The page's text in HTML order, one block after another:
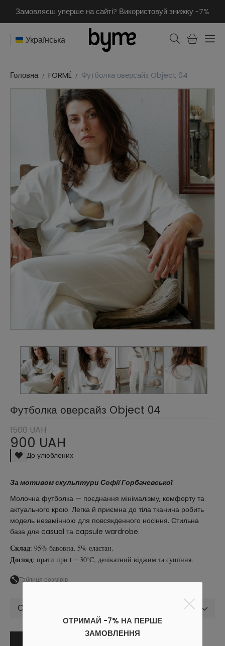
Замовляєш уперше на сайті? Використовуй знижку -7%
Українська
ОТРИМАЙ -7% НА ПЕРШЕ
ЗАМОВЛЕННЯ
Головна FORMÉ Футболка оверсайз Object 04
Футболка оверсайз Object 04
900 UAH
1500 UAH
До улюблених
За мотивом скульптури Софії Горбачевської
Молочна футболка — поєднання мінімалізму, комфорту та
актуального крою. Легка й приємна до тіла тканина робить
модель незамінною для повсякденного носіння. Стильна
база для casual та capsule wardrobe.
Склад: 95% бавовна, 5% еластан.
Догляд: прати при t = 30˚C, делікатний віджим та сушіння.
Таблиця розмірів
Обрати розмір